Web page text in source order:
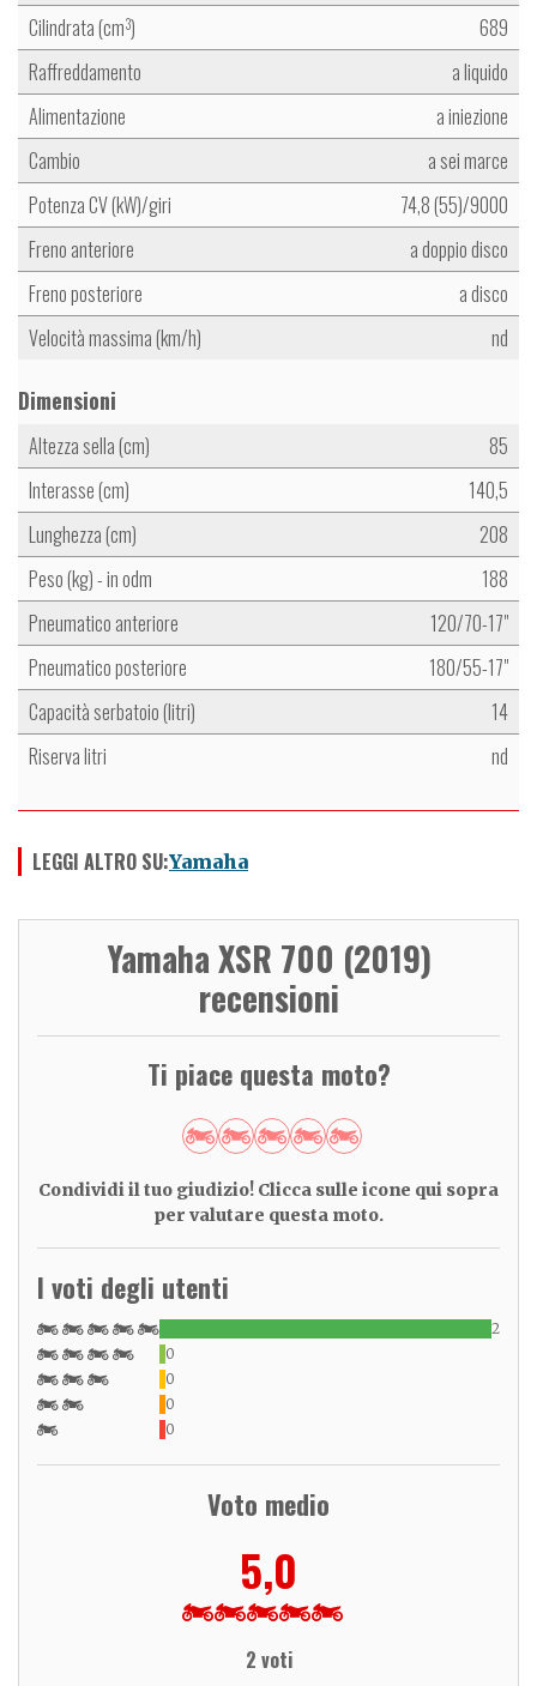
Cilindrata (cm3)
689
Raffreddamento
a liquido
Alimentazione
a iniezione
Cambio
a sei marce
Potenza CV (kW)/giri
74,8 (55)/9000
Freno anteriore
a doppio disco
Freno posteriore
a disco
Velocità massima (km/h)
nd
Dimensioni
Altezza sella (cm)
85
Interasse (cm)
140,5
Lunghezza (cm)
208
Peso (kg) - in odm
188
Pneumatico anteriore
120/70-17"
Pneumatico posteriore
180/55-17"
Capacità serbatoio (litri)
14
Riserva litri
nd
LEGGI ALTRO SU:Yamaha
Yamaha XSR 700 (2019)
recensioni
Ti piace questa moto?
Condividi il tuo giudizio! Clicca sulle icone qui sopra
per valutare questa moto.
I voti degli utenti
2
0
0
0
0
Voto medio
5,0
2 voti